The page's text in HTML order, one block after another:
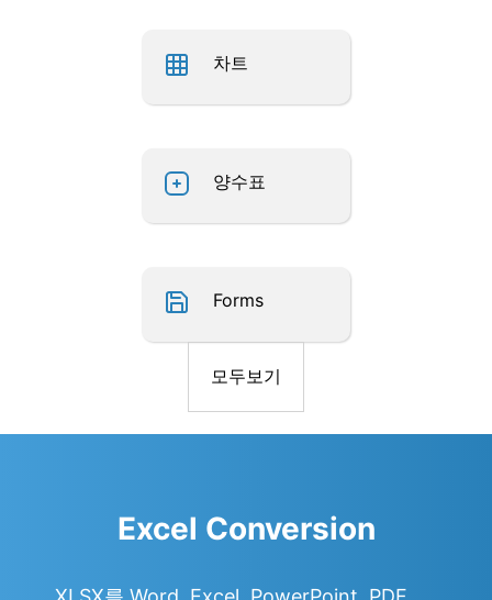
차트
양수표
Forms
모두보기
Excel Conversion